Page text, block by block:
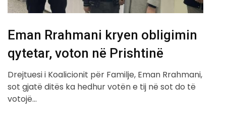
Eman Rrahmani kryen obligimin
qytetar, voton në Prishtinë
Drejtuesi i Koalicionit për Familje, Eman Rrahmani,
sot gjatë ditës ka hedhur votën e tij në sot do të
votojë…